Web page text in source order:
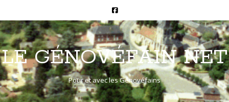
LE GÉNOVÉFAIN NET
Pour et avec les Génovéfains